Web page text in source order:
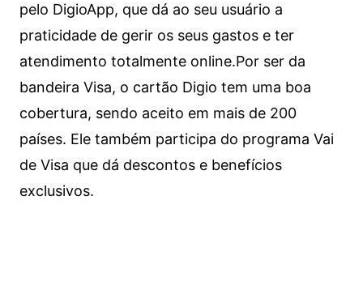
pelo DigioApp, que dá ao seu usuário a
praticidade de gerir os seus gastos e ter
atendimento totalmente online.Por ser da
bandeira Visa, o cartão Digio tem uma boa
cobertura, sendo aceito em mais de 200
países. Ele também participa do programa Vai
de Visa que dá descontos e benefícios
exclusivos.